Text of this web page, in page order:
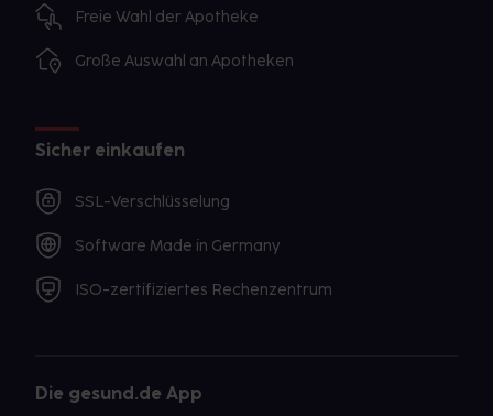
Freie Wahl der Apotheke
Große Auswahl an Apotheken
Sicher einkaufen
SSL-Verschlüsselung
Software Made in Germany
ISO-zertifiziertes Rechenzentrum
Die gesund.de App